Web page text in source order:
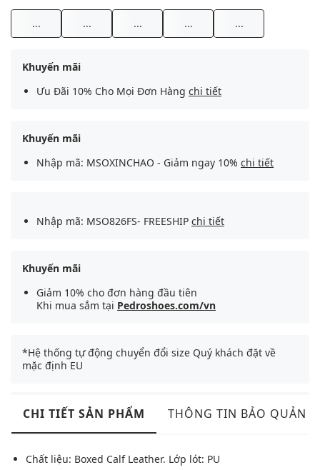
... ... ... ... ...
Khuyến mãi
Ưu Đãi 10% Cho Mọi Đơn Hàng chi tiết
Khuyến mãi
Nhập mã: MSOXINCHAO - Giảm ngay 10% chi tiết
Nhập mã: MSO826FS- FREESHIP chi tiết
Khuyến mãi
Giảm 10% cho đơn hàng đầu tiên
Khi mua sắm tại Pedroshoes.com/vn
*Hệ thống tự động chuyển đổi size Quý khách đặt về
mặc định EU
CHI TIẾT SẢN PHẨM THÔNG TIN BẢO QUẢN
Chất liệu: Boxed Calf Leather. Lớp lót: PU